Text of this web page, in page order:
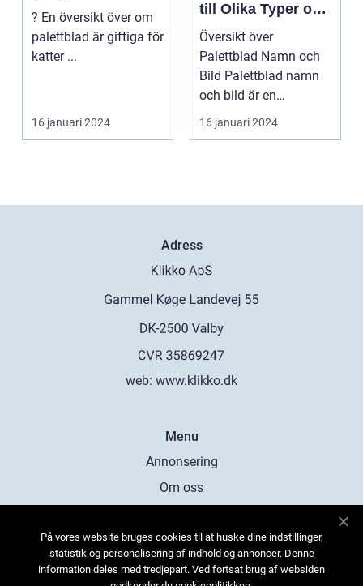
? En översikt över om
palettblad är giftiga för
katter ...
16 januari 2024
till Olika Typer och
Egenskaper
Översikt över
Palettblad Namn och
Bild Palettblad namn
och bild är en
fascinerande
universum av oli...
16 januari 2024
Adress
web: www.klikko.dk
Menu
Annonsering
Om oss
Kontakta oss
Sitemap
På vores website bruges cookies til at huske dine indstillinger,
statistik og personalisering af indhold og annoncer. Denne
information deles med tredjepart. Ved fortsat brug af websiden